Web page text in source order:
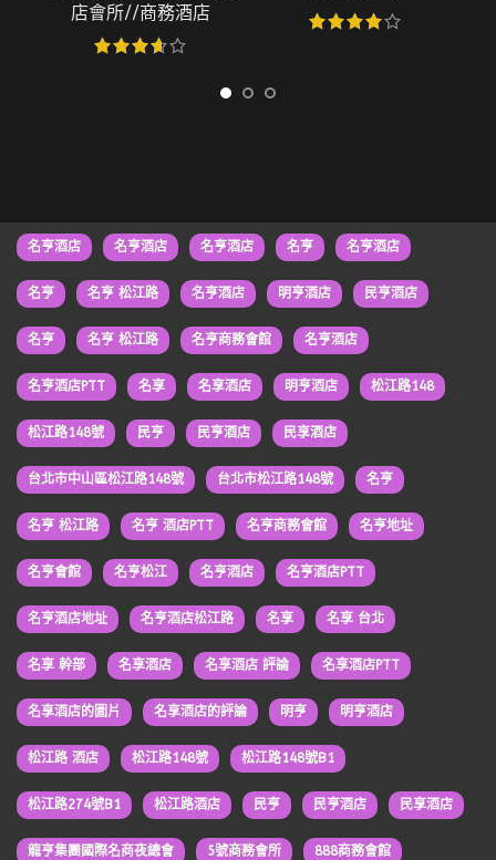
店會所//商務酒店
名亨酒店 名亨酒店 名亨酒店 名亨 名亨酒店
名亨 名亨 松江路 名亨酒店 明亨酒店 民亨酒店
名亨 名亨 松江路 名亨商務會館 名亨酒店
名亨酒店PTT 名享 名享酒店 明亨酒店 松江路148
松江路148號 民亨 民亨酒店 民享酒店
台北市中山區松江路148號 台北市松江路148號 名亨
名亨 松江路 名亨 酒店PTT 名亨商務會館 名亨地址
名亨會館 名亨松江 名亨酒店 名亨酒店PTT
名亨酒店地址 名亨酒店松江路 名享 名享 台北
名享 幹部 名享酒店 名享酒店 評論 名享酒店PTT
名享酒店的圖片 名享酒店的評論 明亨 明亨酒店
松江路 酒店 松江路148號 松江路148號B1
松江路274號B1 松江路酒店 民亨 民亨酒店 民享酒店
龍亨集團國際名商夜總會 5號商務會所 888商務會館